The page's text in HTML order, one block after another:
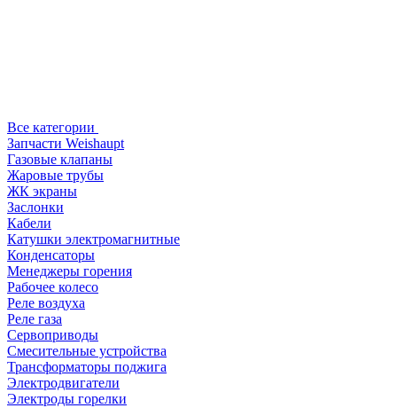
Все категории
Запчасти Weishaupt
Газовые клапаны
Жаровые трубы
ЖК экраны
Заслонки
Кабели
Катушки электромагнитные
Конденсаторы
Менеджеры горения
Рабочее колесо
Реле воздухa
Реле газа
Сервоприводы
Смесительные устройства
Трансформаторы поджига
Электродвигатели
Электроды горелки